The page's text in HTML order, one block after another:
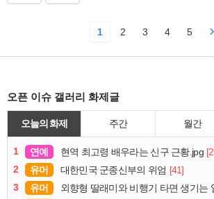
1 2 3 4 5
오픈 이슈 갤러리 화제글
오늘의 화제 주간 월간
1 연예 현역 최고령 배우라는 신구 근황.jpg
2
유머 대한민국 군종신부의 위엄 [41]
3
유머 외향형 딸래미와 비행기 타면 생기는